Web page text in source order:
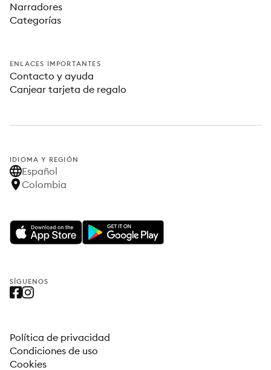
Narradores
Categorías
ENLACES IMPORTANTES
Contacto y ayuda
Canjear tarjeta de regalo
IDIOMA Y REGIÓN
Español
Colombia
SÍGUENOS
Política de privacidad
Condiciones de uso
Cookies